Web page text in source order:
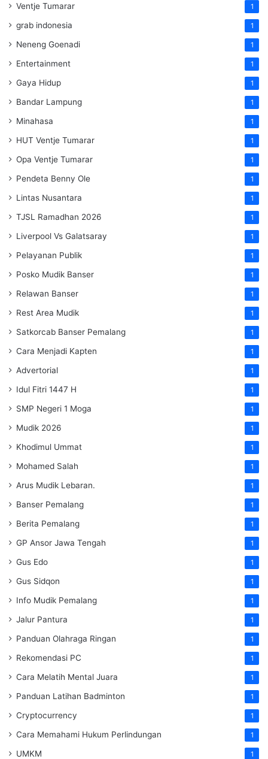
Ventje Tumarar 1
grab indonesia 1
Neneng Goenadi 1
Entertainment 1
Gaya Hidup 1
Bandar Lampung 1
Minahasa 1
HUT Ventje Tumarar 1
Opa Ventje Tumarar 1
Pendeta Benny Ole 1
Lintas Nusantara 1
TJSL Ramadhan 2026 1
Liverpool Vs Galatsaray 1
Pelayanan Publik 1
Posko Mudik Banser 1
Relawan Banser 1
Rest Area Mudik 1
Satkorcab Banser Pemalang 1
Cara Menjadi Kapten 1
Advertorial 1
Idul Fitri 1447 H 1
SMP Negeri 1 Moga 1
Mudik 2026 1
Khodimul Ummat 1
Mohamed Salah 1
Arus Mudik Lebaran. 1
Banser Pemalang 1
Berita Pemalang 1
GP Ansor Jawa Tengah 1
Gus Edo 1
Gus Sidqon 1
Info Mudik Pemalang 1
Jalur Pantura 1
Panduan Olahraga Ringan 1
Rekomendasi PC 1
Cara Melatih Mental Juara 1
Panduan Latihan Badminton 1
Cryptocurrency 1
Cara Memahami Hukum Perlindungan 1
UMKM 1